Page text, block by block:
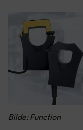
Bilde: Function